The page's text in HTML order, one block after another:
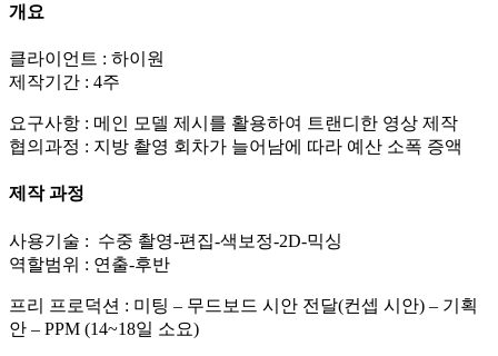
개요
클라이언트 : 하이원
제작기간 : 4주
요구사항 : 메인 모델 제시를 활용하여 트랜디한 영상 제작
협의과정 : 지방 촬영 회차가 늘어남에 따라 예산 소폭 증액
제작 과정
사용기술 : 수중 촬영-편집-색보정-2D-믹싱
역할범위 : 연출-후반
프리 프로덕션 : 미팅 – 무드보드 시안 전달(컨셉 시안) – 기획
안 – PPM (14~18일 소요)